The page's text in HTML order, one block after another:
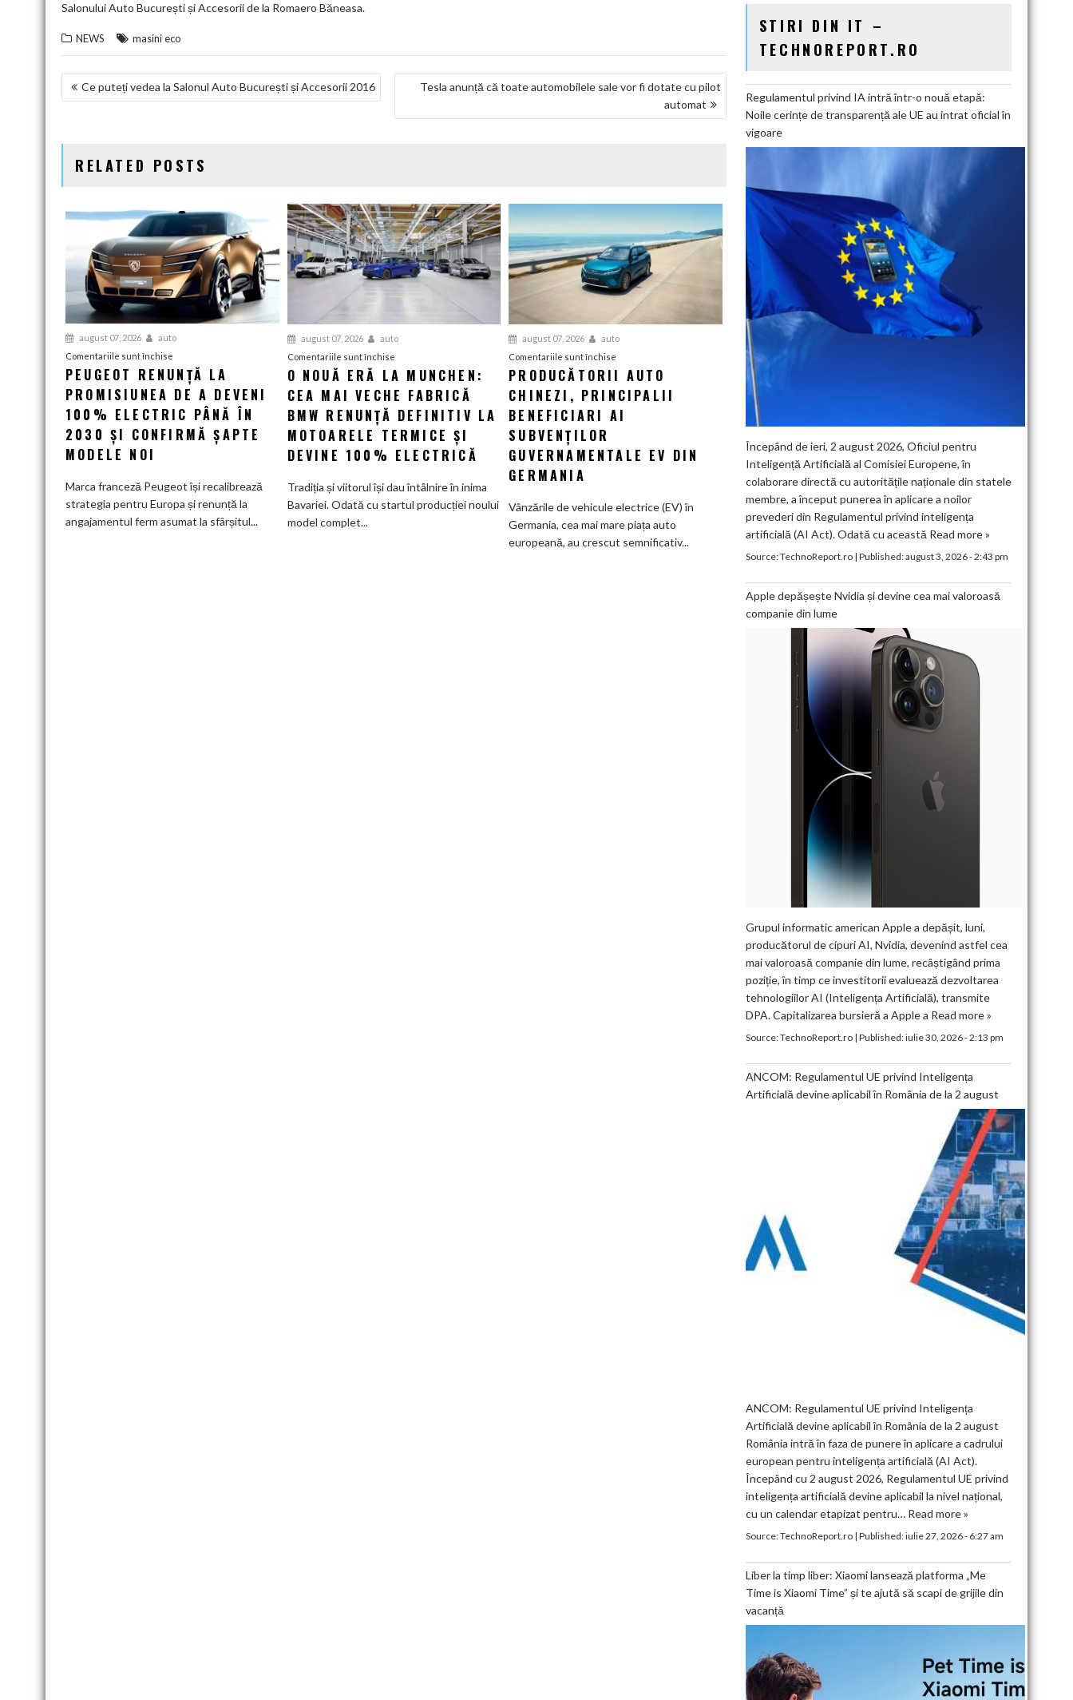
Salonului Auto București și Accesorii de la Romaero Băneasa.
NEWS masini eco
NAVIGARE
Ce puteți vedea la Salonul Auto București și Accesorii 2016
Tesla anunță că toate automobilele sale vor fi dotate cu pilot
automat
RELATED POSTS
august 07, 2026
auto
Comentariile sunt închise
Peugeot
renunță
la
promisiunea
de
electric
PEUGEOT RENUNȚĂ LA
PROMISIUNEA DE A DEVENI
100% ELECTRIC PÂNĂ ÎN
2030 ȘI CONFIRMĂ ȘAPTE
MODELE NOI
Marca franceză Peugeot își recalibrează
strategia pentru Europa și renunță la
angajamentul ferm asumat la sfârșitul...
august 07, 2026
auto
Comentariile sunt închisepentru
O
nouă
eră
Munchen:
Cea
O NOUĂ ERĂ LA MUNCHEN:
CEA MAI VECHE FABRICĂ
BMW RENUNȚĂ DEFINITIV LA
MOTOARELE TERMICE ȘI
DEVINE 100% ELECTRICĂ
Tradiția și viitorul își dau întâlnire în inima
Bavariei. Odată cu startul producției noului
model complet...
august 07, 2026
auto
Comentariile sunt închise
Producătorii
auto
chinezi,
ai
EV
din
Germania
PRODUCĂTORII AUTO
CHINEZI, PRINCIPALII
BENEFICIARI AI
SUBVENȚILOR
GUVERNAMENTALE EV DIN
GERMANIA
Vânzările de vehicule electrice (EV) în
Germania, cea mai mare piața auto
europeană, au crescut semnificativ...
STIRI DIN IT –
TECHNOREPORT.RO
Regulamentul privind IA intră într-o nouă etapă:
Noile cerințe de transparență ale UE au intrat oficial în
vigoare
Începând de ieri, 2 august 2026, Oficiul pentru
Inteligență Artificială al Comisiei Europene, în
colaborare directă cu autoritățile naționale din statele
membre, a început punerea în aplicare a noilor
prevederi din Regulamentul privind inteligența
artificială (AI Act). Odată cu această Read more »
Source:TechnoReport.ro| Published:august 3, 2026 - 2:43 pm
Apple depășește Nvidia și devine cea mai valoroasă
companie din lume
Grupul informatic american Apple a depășit, luni,
producătorul de cipuri AI, Nvidia, devenind astfel cea
mai valoroasă companie din lume, recâștigând prima
poziție, în timp ce investitorii evaluează dezvoltarea
tehnologiilor AI (Inteligența Artificială), transmite
DPA. Capitalizarea bursieră a Apple a Read more »
Source:TechnoReport.ro| Published:iulie 30, 2026 - 2:13 pm
ANCOM: Regulamentul UE privind Inteligența
Artificială devine aplicabil în România de la 2 august
ANCOM: Regulamentul UE privind Inteligența
Artificială devine aplicabil în România de la 2 august
România intră în faza de punere în aplicare a cadrului
european pentru inteligența artificială (AI Act).
Începând cu 2 august 2026, Regulamentul UE privind
inteligența artificială devine aplicabil la nivel național,
cu un calendar etapizat pentru… Read more »
Source:TechnoReport.ro| Published:iulie 27, 2026 - 6:27 am
Liber la timp liber: Xiaomi lansează platforma „Me
Time is Xiaomi Time” și te ajută să scapi de grijile din
vacanță